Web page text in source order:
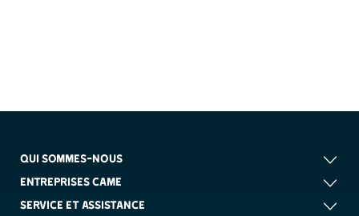
QUI SOMMES-NOUS
ENTREPRISES CAME
SERVICE ET ASSISTANCE